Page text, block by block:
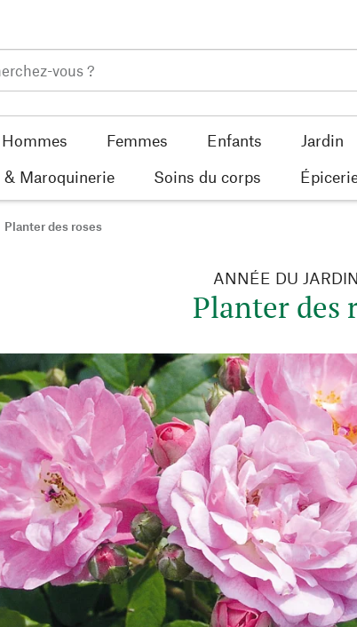
Hommes Femmes Enfants Jardin
& Maroquinerie Soins du corps
Planter des roses
ANNÉE DU
Planter des